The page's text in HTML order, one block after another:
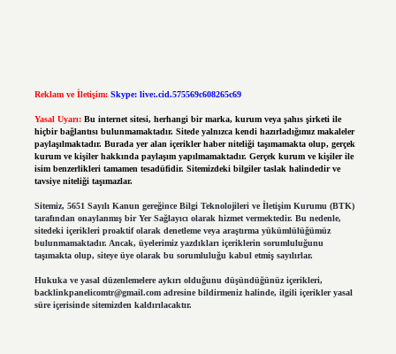
Reklam ve İletişim: Skype: live:.cid.575569c608265c69
Yasal Uyarı: Bu internet sitesi, herhangi bir marka, kurum veya şahıs şirketi ile
hiçbir bağlantısı bulunmamaktadır. Sitede yalnızca kendi hazırladığımız makaleler
paylaşılmaktadır. Burada yer alan içerikler haber niteliği taşımamakta olup, gerçek
kurum ve kişiler hakkında paylaşım yapılmamaktadır. Gerçek kurum ve kişiler ile
isim benzerlikleri tamamen tesadüfidir. Sitemizdeki bilgiler taslak halindedir ve
tavsiye niteliği taşımazlar.
Sitemiz, 5651 Sayılı Kanun gereğince Bilgi Teknolojileri ve İletişim Kurumu (BTK)
tarafından onaylanmış bir Yer Sağlayıcı olarak hizmet vermektedir. Bu nedenle,
sitedeki içerikleri proaktif olarak denetleme veya araştırma yükümlülüğümüz
bulunmamaktadır. Ancak, üyelerimiz yazdıkları içeriklerin sorumluluğunu
taşımakta olup, siteye üye olarak bu sorumluluğu kabul etmiş sayılırlar.
Hukuka ve yasal düzenlemelere aykırı olduğunu düşündüğünüz içerikleri,
backlinkpanelicomtr@gmail.comadresine bildirmeniz halinde, ilgili içerikler yasal
süre içerisinde sitemizden kaldırılacaktır.